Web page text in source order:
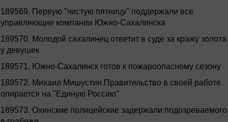
189569. Первую "чистую пятницу" поддержали все
управляющие компании Южно-Сахалинска
189570. Молодой сахалинец ответит в суде за кражу золота
у девушек
189571. Южно-Сахалинск готов к пожароопасному сезону
189572. Михаил Мишустин Правительство в своей работе
опирается на "Единую Россию"
189573. Охинские полицейские задержали подозреваемого